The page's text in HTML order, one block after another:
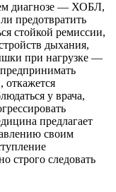
диагнозе — ХОБЛ,
предотвратить
стойкой ремиссии,
дыхания,
при нагрузке —
откажется
у врача,
предлагает
своим
строго следовать